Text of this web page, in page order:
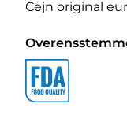
Cejn original